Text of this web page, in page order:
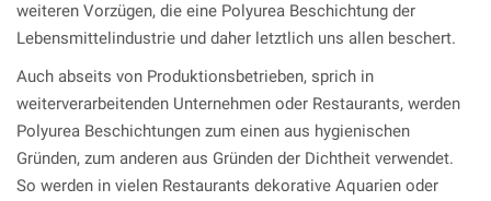
weiteren Vorzügen, die eine Polyurea Beschichtung der
Lebensmittelindustrie und daher letztlich uns allen beschert.
Auch abseits von Produktionsbetrieben, sprich in
weiterverarbeitenden Unternehmen oder Restaurants, werden
Polyurea Beschichtungen zum einen aus hygienischen
Gründen, zum anderen aus Gründen der Dichtheit verwendet.
So werden in vielen Restaurants dekorative Aquarien oder